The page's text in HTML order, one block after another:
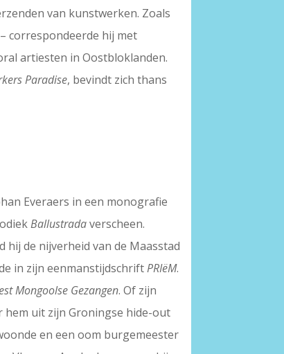
van kunstwerken. Zoals
correspondeerde hij met
artiesten in Oostbloklanden.
Paradise, bevindt zich thans
Everaers in een monografie
Ballustradaverscheen.
hij de nijverheid van de Maasstad
in zijn eenmanstijdschriftPRIëM.
Mongoolse Gezangen. Of zijn
hem uit zijn Groningse hide-out
en een oom burgemeester